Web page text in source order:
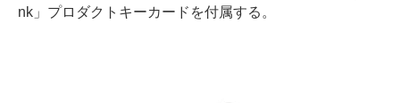
nk」プロダクトキーカードを付属する。